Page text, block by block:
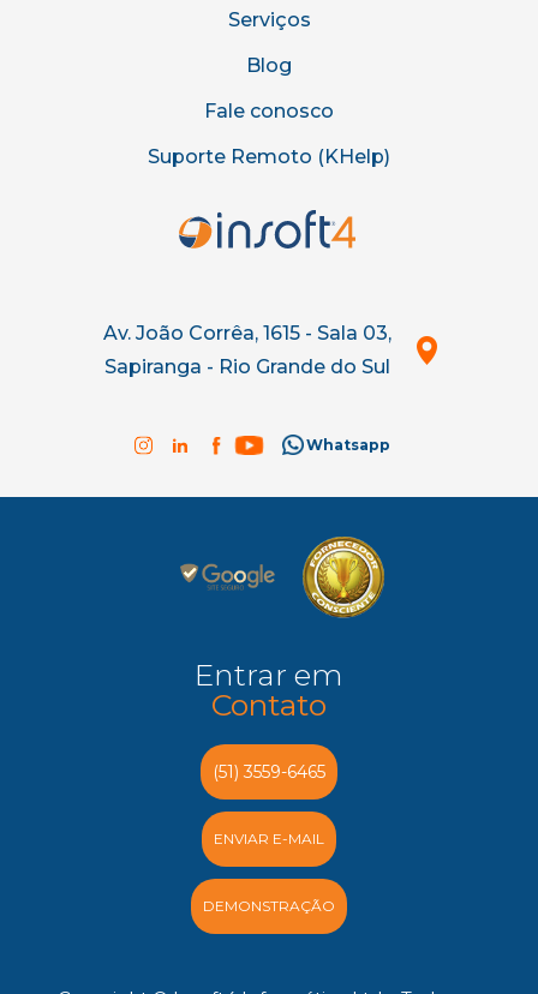
Serviços
Blog
Fale conosco
Suporte Remoto (KHelp)
Av. João Corrêa, 1615 - Sala 03,
Sapiranga - Rio Grande do Sul
Whatsapp
Entrar em
Contato
(51) 3559-6465
ENVIAR E-MAIL
DEMONSTRAÇÃO